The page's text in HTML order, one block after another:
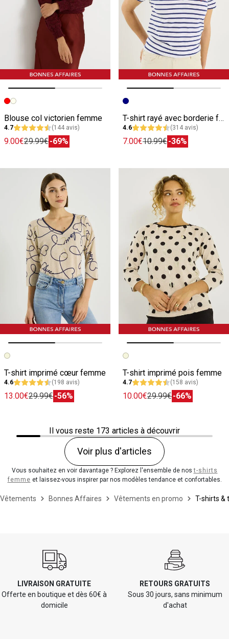
Image précédente
Image suivante
Blouse col victorien femme
4.7 (144 avis)
9.00€29.99€-69%
Image précédente
Image suivante
T-shirt rayé avec borderie femme
4.6 (314 avis)
7.00€10.99€-36%
Image précédente
Image suivante
T-shirt imprimé cœur femme
4.6 (198 avis)
13.00€29.99€-56%
Image précédente
Image suivante
T-shirt imprimé pois femme
4.7 (158 avis)
10.00€29.99€-66%
Il vous reste 173 articles à découvrir
Voir plus d'articles
Vous souhaitez en voir davantage ? Explorez l'ensemble de nost-shirts
femme et laissez-vous inspirer par nos modèles tendance et confortables.
Vêtements Bonnes Affaires Vêtements en promo T-shirts &
LIVRAISON GRATUITE
Offerte en boutique et dès 60€ à
domicile
RETOURS GRATUITS
Sous 30 jours, sans minimum
d'achat